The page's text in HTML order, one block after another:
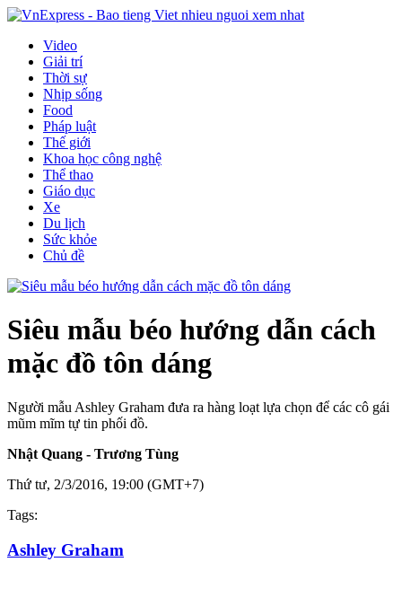
Video
Giải trí
Thời sự
Nhịp sống
Food
Pháp luật
Thế giới
Khoa học công nghệ
Thể thao
Giáo dục
Xe
Du lịch
Sức khỏe
Chủ đề
Siêu mẫu béo hướng dẫn cách
mặc đồ tôn dáng
Người mẫu Ashley Graham đưa ra hàng loạt lựa chọn để các cô gái
mũm mĩm tự tin phối đồ.
Nhật Quang - Trương Tùng
Thứ tư, 2/3/2016, 19:00 (GMT+7)
Tags:
Ashley Graham